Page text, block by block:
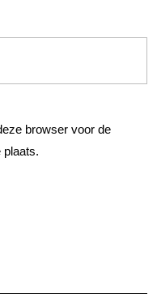
browser voor de
plaats.